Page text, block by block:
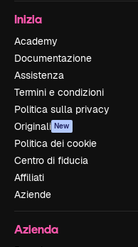
Inizia
Academy
Documentazione
Assistenza
Termini e condizioni
Politica sulla privacy
Originali New
Politica dei cookie
Centro di fiducia
Affiliati
Aziende
Azienda